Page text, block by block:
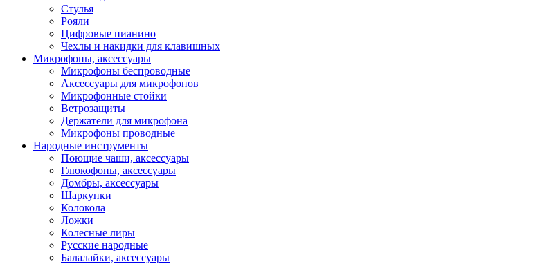
Стулья
Рояли
Цифровые пианино
Чехлы и накидки для клавишных
Микрофоны, аксессуары
Микрофоны беспроводные
Аксессуары для микрофонов
Микрофонные стойки
Ветрозащиты
Держатели для микрофона
Микрофоны проводные
Народные инструменты
Поющие чаши, аксессуары
Глюкофоны, аксессуары
Домбры, аксессуары
Шаркунки
Колокола
Ложки
Колесные лиры
Русские народные
Балалайки, аксессуары